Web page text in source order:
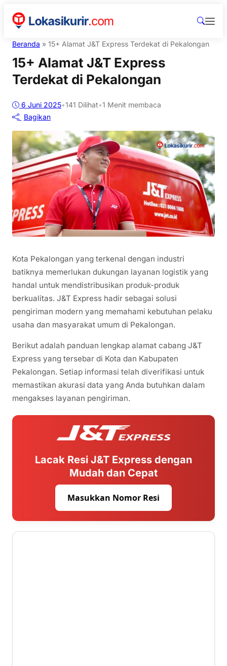
Beranda » 15+ Alamat J&T Express Terdekat di Pekalongan
15+ Alamat J&T Express
Terdekat di Pekalongan
6 Juni 2025•141 Dilihat•1 Menit membaca
Bagikan
Kota Pekalongan yang terkenal dengan industri
batiknya memerlukan dukungan layanan logistik yang
handal untuk mendistribusikan produk-produk
berkualitas. J&T Express hadir sebagai solusi
pengiriman modern yang memahami kebutuhan pelaku
usaha dan masyarakat umum di Pekalongan.
Berikut adalah panduan lengkap alamat cabang J&T
Express yang tersebar di Kota dan Kabupaten
Pekalongan. Setiap informasi telah diverifikasi untuk
memastikan akurasi data yang Anda butuhkan dalam
mengakses layanan pengiriman.
Lacak Resi J&T Express dengan
Mudah dan Cepat
Masukkan Nomor Resi